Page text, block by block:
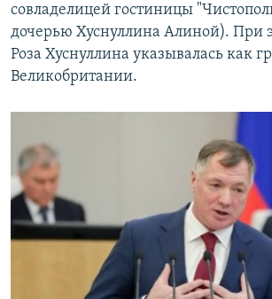
совладелицей гостиницы
дочерью Хуснуллина Алиной). При
Роза Хуснуллина указывалась как
Великобритании.